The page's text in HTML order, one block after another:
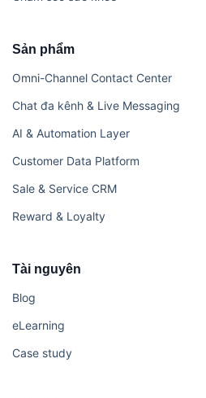
Sản phẩm
Omni-Channel Contact Center
Chat đa kênh & Live Messaging
AI & Automation Layer
Customer Data Platform
Sale & Service CRM
Reward & Loyalty
Tài nguyên
Blog
eLearning
Case study